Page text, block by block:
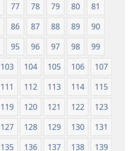
77 78 79 80
81
86 87 88 89
90
95 96 97 98
99
103 104 105 106
107
111 112 113 114
115
119 120 121 122
123
127 128 129 130
131
135 136 137 138
139